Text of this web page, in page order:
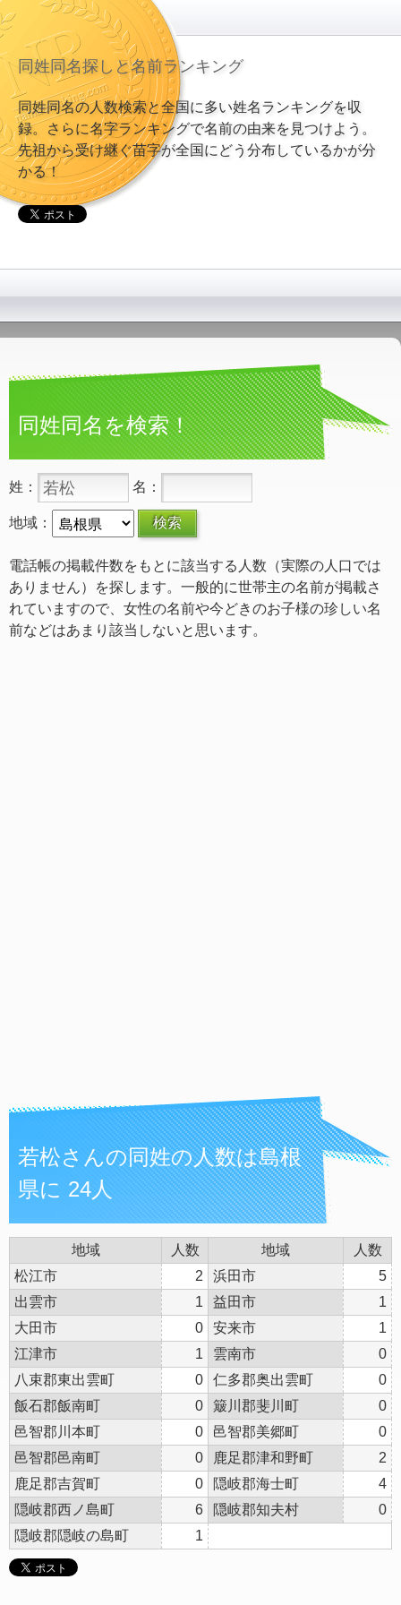
同姓同名探しと名前ランキング
同姓同名の人数検索と全国に多い姓名ランキングを収
録。さらに名字ランキングで名前の由来を見つけよう。
先祖から受け継ぐ苗字が全国にどう分布しているかが分
かる！
同姓同名を検索！
姓： 名：
地域：
電話帳の掲載件数をもとに該当する人数（実際の人口では
ありません）を探します。一般的に世帯主の名前が掲載さ
れていますので、女性の名前や今どきのお子様の珍しい名
前などはあまり該当しないと思います。
若松さんの同姓の人数は島根
県に 24人
地域 人数 地域
人数
松江市
2 浜田市
5
出雲市
1 益田市
1
大田市
0 安来市
1
江津市
1 雲南市
0
八束郡東出雲町
0 仁多郡奥出雲町
0
飯石郡飯南町
0 簸川郡斐川町
0
邑智郡川本町
0 邑智郡美郷町
0
邑智郡邑南町
0 鹿足郡津和野町
2
鹿足郡吉賀町
0 隠岐郡海士町
4
隠岐郡西ノ島町
6 隠岐郡知夫村
0
隠岐郡隠岐の島町
1